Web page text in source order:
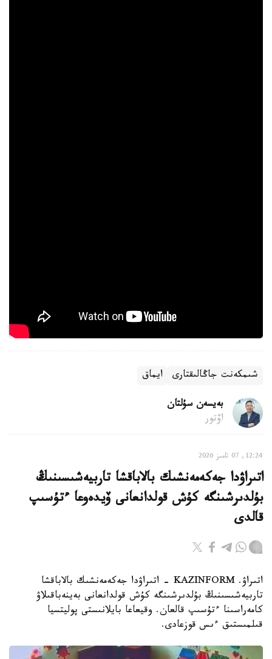
شىمكەنت جاڭالىقتارى ايماق
بەيسەن سۇلتان
اۆتور
12:24, 07 تامىز 2026
اتىراۋدا جەكەمەنشىك بالاباقشا تاربيەشىسىنىڭ
بۇلدىرشىنگە كۇش قولدانعانى ۆيدەوعا ءتۇسىپ
قالدى
اتىراۋ. KAZINFORM - اتىراۋدا جەكەمەنشىك بالاباقشا
تاربيەشىسىنىڭ بۇلدىرشىنگە كۇش قولدانعانى بەينەباقىلاۋ
كامەراسىنا ءتۇسىپ قالعان. وقيعاعا بايلانىستى پوليتسيا
قىلمىستىق ءىس قوزعادى.